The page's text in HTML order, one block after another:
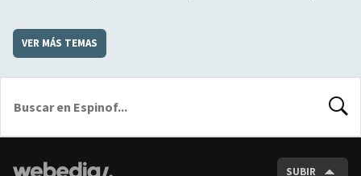
VER MÁS TEMAS
SUBIR